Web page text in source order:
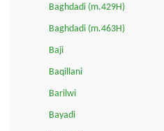
Baghdadi (m.429H)
Baghdadi (m.463H)
Baji
Baqillani
Barilwi
Bayadi